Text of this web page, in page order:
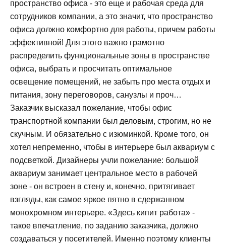
пространство офиса - это еще и рабочая среда для
сотрудников компании, а это значит, что пространство
офиса должно комфортно для работы, причем работы
эффективной! Для этого важно грамотно
распределить функциональные зоны в пространстве
офиса, выбрать и просчитать оптимальное
освещение помещений, не забыть про места отдых и
питания, зону переговоров, санузлы и проч…
Заказчик высказал пожелание, чтобы офис
транспортной компании был деловым, строгим, но не
скучным. И обязательно с изюминкой. Кроме того, он
хотел непременно, чтобы в интерьере был аквариум с
подсветкой. Дизайнеры учли пожелание: большой
аквариум занимает центральное место в рабочей
зоне - он встроен в стену и, конечно, притягивает
взгляды, как самое яркое пятно в сдержанном
монохромном интерьере. «Здесь кипит работа» -
такое впечатление, по заданию заказчика, должно
создаваться у посетителей. Именно поэтому клиенты